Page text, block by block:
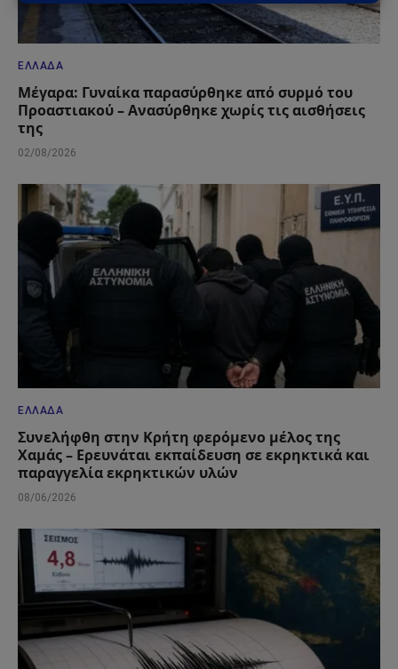
ΕΛΛΆΔΑ
Μέγαρα: Γυναίκα παρασύρθηκε από συρμό του
Προαστιακού – Ανασύρθηκε χωρίς τις αισθήσεις
της
02/08/2026
ΕΛΛΆΔΑ
Συνελήφθη στην Κρήτη φερόμενο μέλος της
Χαμάς – Ερευνάται εκπαίδευση σε εκρηκτικά και
παραγγελία εκρηκτικών υλών
08/06/2026